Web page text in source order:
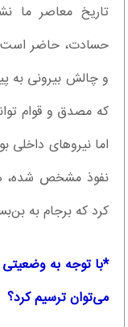
تاریخ معاصر ما
حسادت، حاضر است
و چالش بیرونی به
که مصدق و قوام
اما نیروهای
نفوذ مشخص شده،
کرد که برجام به
*‌با توجه به وضعیتی
می‌توان ترسیم کرد؟